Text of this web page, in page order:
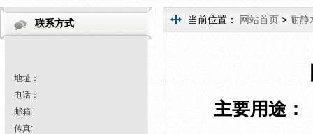
联系方式
地址：
电话：
邮箱:
传真:
当前位置： 网站首页 > 耐静
主要用途：